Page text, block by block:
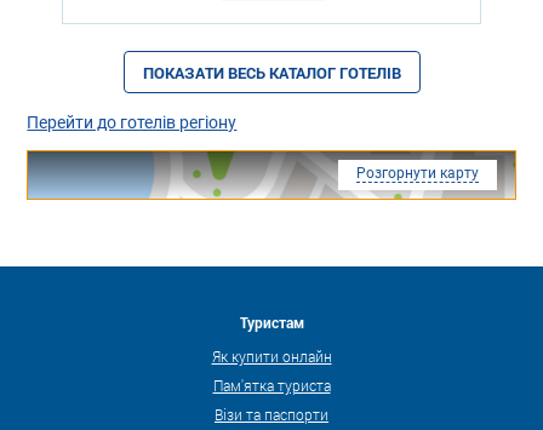
ПОКАЗАТИ ВЕСЬ КАТАЛОГ ГОТЕЛІВ
Перейти до готелів регіону
Розгорнути карту
Туристам
Як купити онлайн
Пам'ятка туриста
Візи та паспорти